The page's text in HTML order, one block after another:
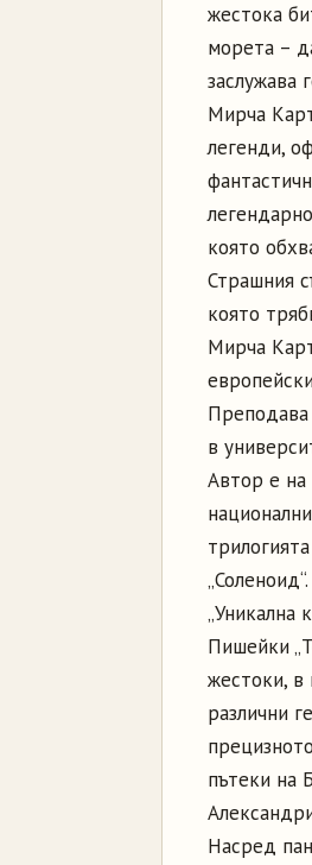
жестока
морета –
заслужава
Мирча
легенди,
която
Страшния
която
Мирча
Преподава
в
Автор е на
„Уникална
Пишейки
жестоки, в
различни
пътеки на
Насред